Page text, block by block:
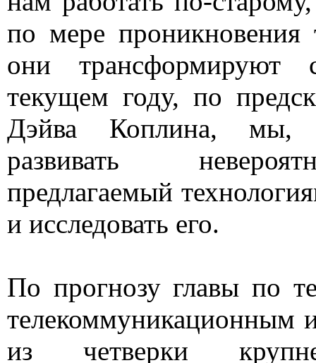
по мере проникновения
они
текущем году, по
Дэйва Коплина, мы,
развивать
предлагаемый
и исследовать его.
По прогнозу главы по
телекоммуникационным
из четверки